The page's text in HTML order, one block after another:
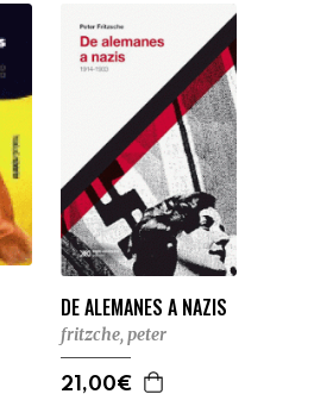
DE ALEMANES A NAZIS
fritzche, peter
21,00€